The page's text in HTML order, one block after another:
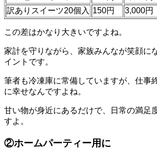
訳ありスイーツ20個入 150円 3,000円
この差はかなり大きいですよね。
家計を守りながら、家族みんなが笑顔に
イントです。
筆者も冷凍庫に常備していますが、仕事
に幸せなんですよね。
甘い物が身近にあるだけで、日常の満足
すよ。
②ホームパーティー用に